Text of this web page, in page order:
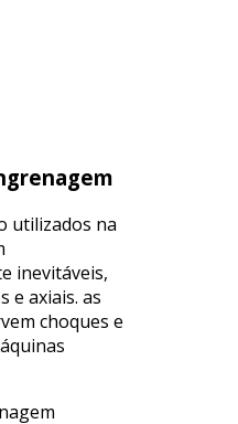
utilizados na
inevitáveis,
e axiais. as
choques e